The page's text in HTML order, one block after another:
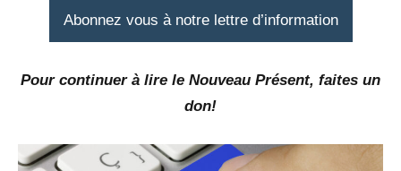
Abonnez vous à notre lettre d’information
Pour continuer à lire le Nouveau Présent, faites un
don!